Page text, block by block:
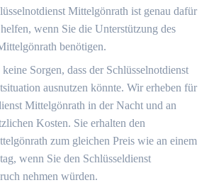
Mittelgönrath ist genau dafür
wenn Sie die Unterstützung des
benötigen.
Sorgen, dass der Schlüsselnotdienst
ausnutzen könnte. Wir erheben für
Mittelgönrath in der Nacht und an
Kosten. Sie erhalten den
zum gleichen Preis wie an einem
wenn Sie den Schlüsseldienst
nehmen würden.